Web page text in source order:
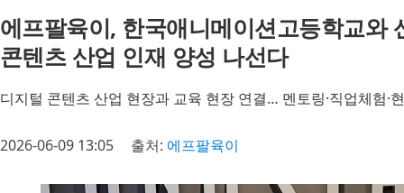
에프팔육이, 한국애니메이션고등학교와
콘텐츠 산업 인재 양성 나선다
디지털 콘텐츠 산업 현장과 교육 현장 연결… 멘토링·직업체험·
2026-06-09 13:05 출처: 에프팔육이